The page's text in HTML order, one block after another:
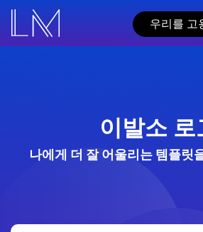
우리를 고
이발소 로
나에게 더 잘 어울리는 템플릿